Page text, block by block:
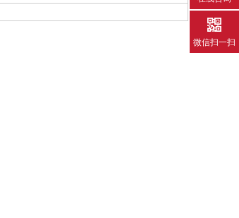
微信扫一扫